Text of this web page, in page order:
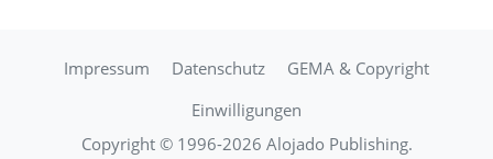
Impressum Datenschutz
GEMA & Copyright
Einwilligungen
Copyright © 1996-2026 Alojado Publishing.